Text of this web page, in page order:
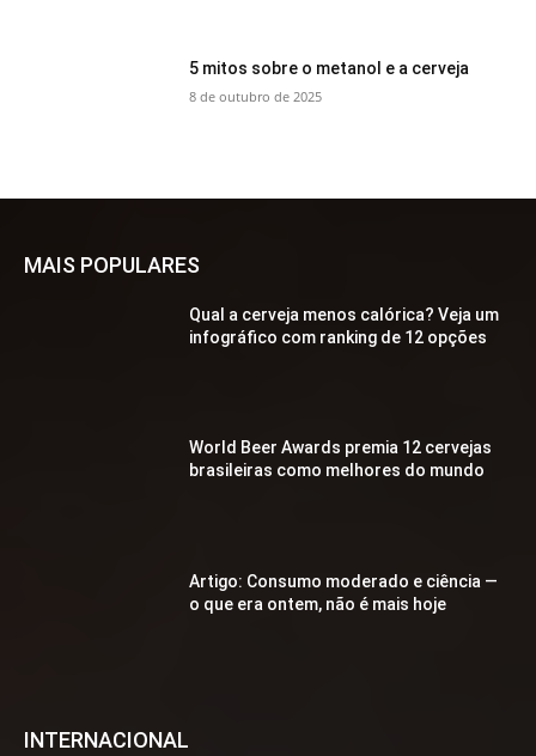
5 mitos sobre o metanol e a cerveja
8 de outubro de 2025
MAIS POPULARES
Qual a cerveja menos calórica? Veja um
infográfico com ranking de 12 opções
World Beer Awards premia 12 cervejas
brasileiras como melhores do mundo
Artigo: Consumo moderado e ciência —
o que era ontem, não é mais hoje
INTERNACIONAL